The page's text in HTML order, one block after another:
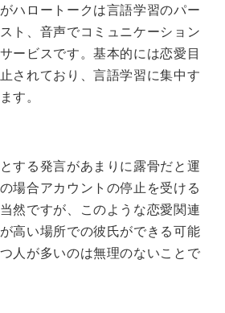
ハロートークは言語学習のパー
ト、音声でコミュニケーション
ービスです。基本的には恋愛目
されており、言語学習に集中す
す。
する発言があまりに露骨だと運
場合アカウントの停止を受ける
然ですが、このような恋愛関連
高い場所での彼氏ができる可能
人が多いのは無理のないことで